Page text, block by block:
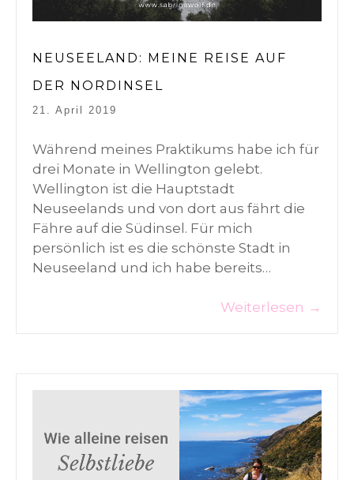
NEUSEELAND: MEINE REISE AUF
DER NORDINSEL
21. April 2019
Während meines Praktikums habe ich für
drei Monate in Wellington gelebt.
Wellington ist die Hauptstadt
Neuseelands und von dort aus fährt die
Fähre auf die Südinsel. Für mich
persönlich ist es die schönste Stadt in
Neuseeland und ich habe bereits…
Weiterlesen →